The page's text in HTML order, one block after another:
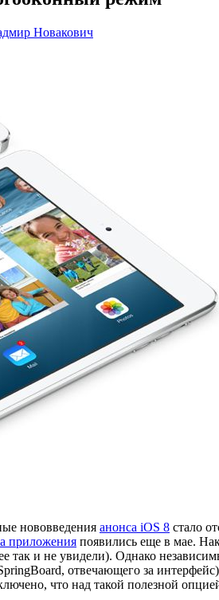
Новакович
нововведения анонса iOS 8 стало
приложения появились еще в мае.
так и не увидели). Однако
отвечающего за
что над такой полезной